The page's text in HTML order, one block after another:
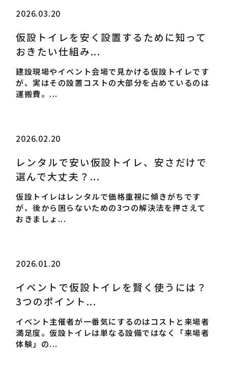
2026.03.20
仮設トイレを安く設置するために知って
おきたい仕組み...
建設現場やイベント会場で見かける仮設トイレです
が、実はその設置コストの大部分を占めているのは
運搬費。...
2026.02.20
レンタルで安い仮設トイレ、安さだけで
選んで大丈夫？...
仮設トイレはレンタルで価格重視に傾きがちです
が、後から困らないための3つの解決法を押さえて
おきましょ...
2026.01.20
イベントで仮設トイレを賢く使うには？
3つのポイント...
イベント主催者が一番気にするのはコストと来場者
満足度。仮設トイレは単なる設備ではなく「来場者
体験」の...